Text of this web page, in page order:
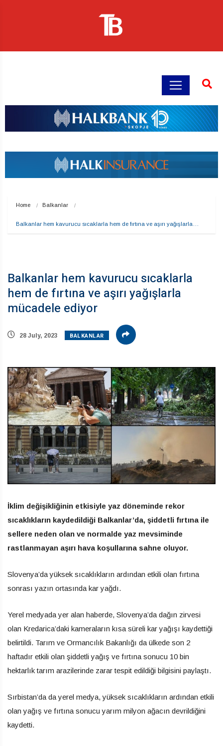
Home Balkanlar
Balkanlar hem kavurucu sıcaklarla hem de fırtına ve aşırı yağışlarla…
Balkanlar hem kavurucu sıcaklarla
hem de fırtına ve aşırı yağışlarla
mücadele ediyor
28 July, 2023 BALKANLAR
İklim değişikliğinin etkisiyle yaz döneminde rekor
sıcaklıkların kaydedildiği Balkanlar’da, şiddetli fırtına ile
sellere neden olan ve normalde yaz mevsiminde
rastlanmayan aşırı hava koşullarına sahne oluyor.
Slovenya’da yüksek sıcaklıkların ardından etkili olan fırtına
sonrası yazın ortasında kar yağdı.
Yerel medyada yer alan haberde, Slovenya’da dağın zirvesi
olan Kredarica’daki kameraların kısa süreli kar yağışı kaydettiği
belirtildi. Tarım ve Ormancılık Bakanlığı da ülkede son 2
haftadır etkili olan şiddetli yağış ve fırtına sonucu 10 bin
hektarlık tarım arazilerinde zarar tespit edildiği bilgisini paylaştı.
Sırbistan’da da yerel medya, yüksek sıcaklıkların ardından etkili
olan yağış ve fırtına sonucu yarım milyon ağacın devrildiğini
kaydetti.